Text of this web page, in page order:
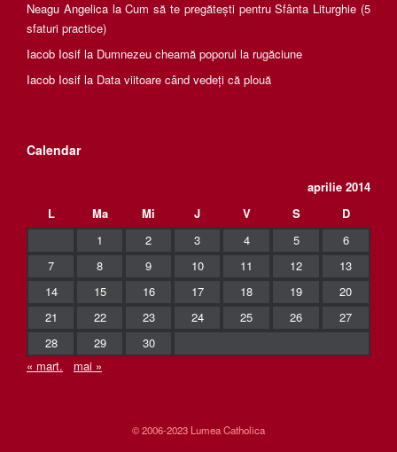
Neagu AngelicalaCum să te pregătești pentru Sfânta Liturghie (5
sfaturi practice)
Iacob Iosif la Dumnezeu cheamă poporul la rugăciune
Iacob Iosif la Data viitoare când vedeți că plouă
Calendar
aprilie 2014
L
Ma Mi J V S
D
1
2 3 4 5
6
7
8 9 10 11 12
13
14
15 16 17 18 19
20
21
22 23 24 25 26
27
28
29
30
« mart.
mai »
© 2006-2023 Lumea Catholica